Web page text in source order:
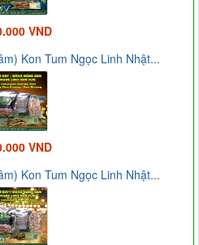
VND
Kon Tum Ngọc Linh Nhật...
VND
Kon Tum Ngọc Linh Nhật...